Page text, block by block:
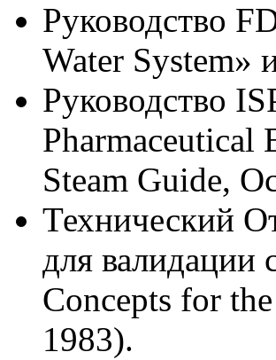
Руководство
Water System»
Руководство
Pharmaceutical
Steam Guide,
Технический
для валидации
Concepts for
1983).